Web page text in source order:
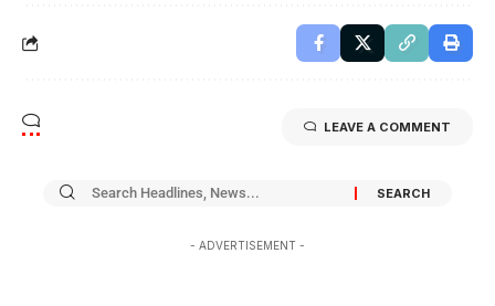
LEAVE A COMMENT
- ADVERTISEMENT -